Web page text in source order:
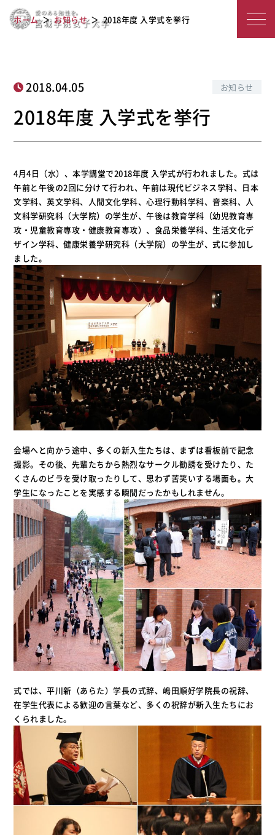
宮
女
子
学
2018年度 入学式を挙行
ホーム お知らせ 2018年度 入学式を挙行
2018.04.05 お知らせ
2018年度 入学式を挙行
4月4日（水）、本学講堂で2018年度 入学式が行われました。式は
午前と午後の2回に分けて行われ、午前は現代ビジネス学科、日本
文学科、英文学科、人間文化学科、心理行動科学科、音楽科、人
文科学研究科（大学院）の学生が、午後は教育学科（幼児教育専
攻・児童教育専攻・健康教育専攻）、食品栄養学科、生活文化デ
ザイン学科、健康栄養学研究科（大学院）の学生が、式に参加し
ました。
会場へと向かう途中、多くの新入生たちは、まずは看板前で記念
撮影。その後、先輩たちから熱烈なサークル勧誘を受けたり、た
くさんのビラを受け取ったりして、思わず苦笑いする場面も。大
学生になったことを実感する瞬間だったかもしれません。
式では、平川新（あらた）学長の式辞、嶋田順好学院長の祝辞、
在学生代表による歓迎の言葉など、多くの祝辞が新入生たちにお
くられました。